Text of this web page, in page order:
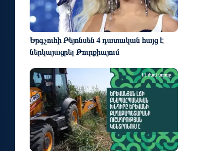
Երգչուհի Բեյոնսեն ​​4 դատական հայց է
ներկայացրել Թուրքիայում
11 ժամ առաջ